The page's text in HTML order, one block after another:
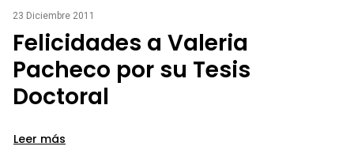
23 Diciembre 2011
Felicidades a Valeria
Pacheco por su Tesis
Doctoral
Leer más